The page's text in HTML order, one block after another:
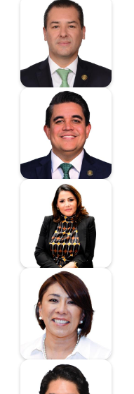
Madrazo Silva Carlos
Arturo
Diputado
Madrid Pérez
Ricardo
Diputado
Santy Montemayor
Castillo
Diputada
Mendoza Mondragón
María Luisa
Diputado
Miranda Barrera Luis
Enrique